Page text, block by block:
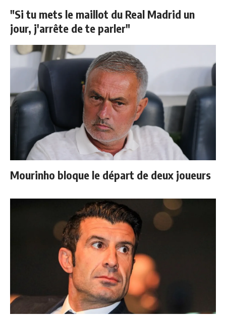
"Si tu mets le maillot du Real Madrid un
jour, j'arrête de te parler"
Mourinho bloque le départ de deux joueurs